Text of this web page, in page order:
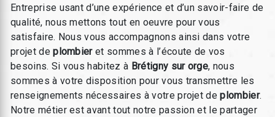
Entreprise usant d’une expérience et d’un savoir-faire de
qualité, nous mettons tout en oeuvre pour vous
satisfaire. Nous vous accompagnons ainsi dans votre
projet deplombieret sommes à l’écoute de vos
besoins. Si vous habitez à Brétigny sur orge, nous
sommes à votre disposition pour vous transmettre les
renseignements nécessaires à votre projet deplombier.
Notre métier est avant tout notre passion et le partager